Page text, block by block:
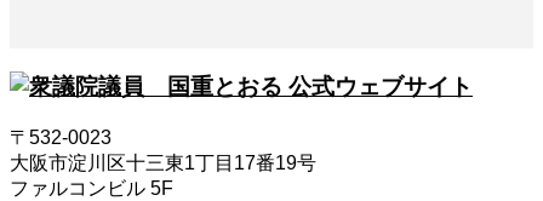
〒532-0023
大阪市淀川区十三東1丁目17番19号
ファルコンビル 5F